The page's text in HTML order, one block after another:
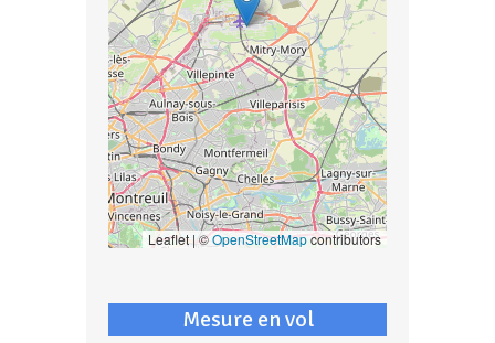
Leaflet | ©OpenStreetMapcontributors
Mesure en vol